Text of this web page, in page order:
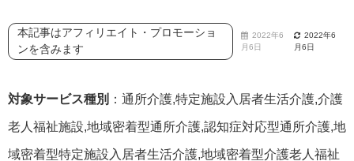
本記事はアフィリエイト・プロモーショ
ンを含みます
2022年6
月6日
2022年6
月6日
対象サービス種別 ：通所介護,特定施設入居者生活介護,介護
老人福祉施設,地域密着型通所介護,認知症対応型通所介護,地
域密着型特定施設入居者生活介護,地域密着型介護老人福祉